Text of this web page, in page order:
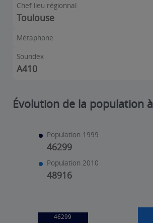
Chef lieu régionnal
Toulouse
Métaphone
Soundex
A410
Évolution de la population
Population 1999
46299
Population 2010
48916